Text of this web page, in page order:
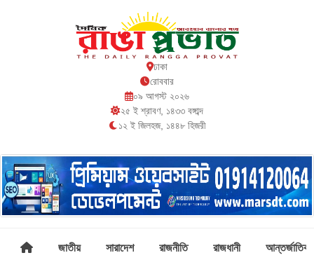
ঢাকা
রোববার
০৯ আগস্ট ২০২৬
২৫ ই শ্রাবণ, ১৪৩৩ বঙ্গাব্দ
১২ ই জিলহজ, ১৪৪৮ হিজরী
জাতীয় সারাদেশ রাজনীতি রাজধানী আন্তর্জাতিক